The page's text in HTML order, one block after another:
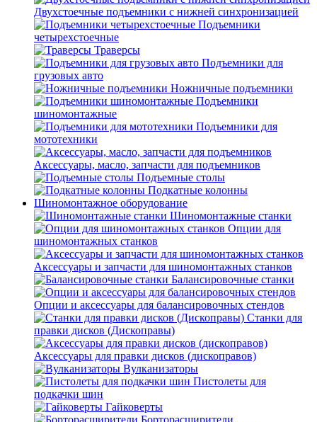
Двухстоечные подъемники с нижней синхронизацией
Подъемники
четырехстоечные
Траверсы
Подъемники для
грузовых авто
Ножничные подъемники
Подъемники
шиномонтажные
Подъемники для
мототехники
Аксессуары, масло, запчасти для подъемников
Подъемные столы
Подкатные колонны
Шиномонтажное оборудование
Шиномонтажные станки
Опции для
шиномонтажных станков
Аксессуары и запчасти для шиномонтажных станков
Балансировочные станки
Опции и аксессуары для балансировочных стендов
Станки для
правки дисков (Дископравы)
Аксессуары для правки дисков (дископравов)
Вулканизаторы
Пистолеты для
подкачки шин
Гайковерты
Борторасширители